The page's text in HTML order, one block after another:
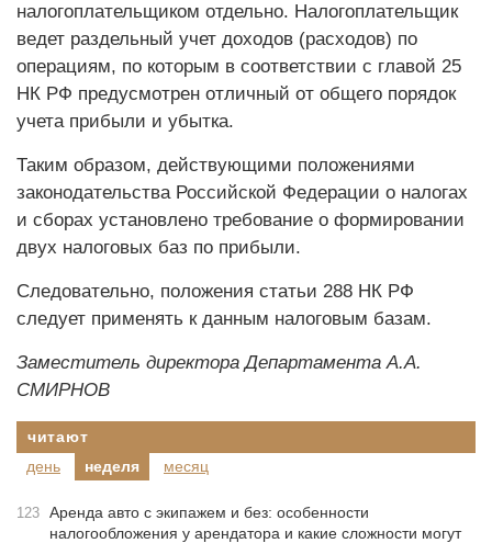
налогоплательщиком отдельно. Налогоплательщик
ведет раздельный учет доходов (расходов) по
операциям, по которым в соответствии с главой 25
НК РФ предусмотрен отличный от общего порядок
учета прибыли и убытка.
Таким образом, действующими положениями
законодательства Российской Федерации о налогах
и сборах установлено требование о формировании
двух налоговых баз по прибыли.
Следовательно, положения статьи 288 НК РФ
следует применять к данным налоговым базам.
Заместитель директора Департамента А.А.
СМИРНОВ
читают
день
неделя месяц
123 Аренда авто с экипажем и без: особенности
налогообложения у арендатора и какие сложности могут